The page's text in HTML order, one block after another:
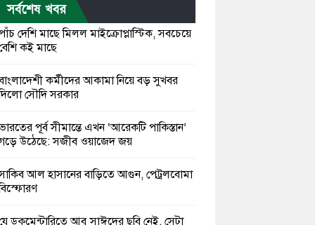
সর্বশেষ খবর
দেশি মাছে মিলল মাইক্রোপ্লাস্টিক, সবচেয়ে
কই মাছে
কর্মীদের আকামা নিয়ে বড় সুখবর
সৌদি সরকার
পূর্ব সীমান্তে এখন ‘আরেকটি পাকিস্তান’
উঠেছে: সজীব ওয়াজেদ জয়
আল হাসানের বাড়িতে আগুন, পেট্রলবোমা
ডকুমেন্টারিতে আবু সাঈদের ছবি নেই, সেটা